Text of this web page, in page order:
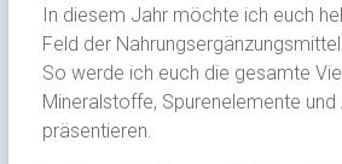
In diesem Jahr möchte ich euch
Feld der
So werde ich euch die gesamte
Mineralstoffe, Spurenelemente und
präsentieren.